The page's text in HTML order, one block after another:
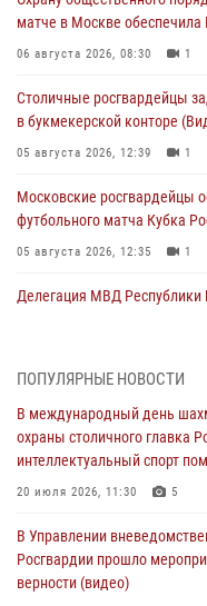
матче в Москве обеспечила
06 августа 2026, 08:30 1
Столичные росгвардейцы
в букмекерской конторе
05 августа 2026, 12:39 1
Московские росгвардейцы
футбольного матча Кубка
05 августа 2026, 12:35 1
Делегация МВД Республики
боевому самбо. (видео)
04 августа 2026, 14:00
Офицер Росгвардии стал
04 августа 2026, 12:28
В Москве росгвардейцы
ПОПУЛЯРНЫЕ НОВОСТИ
В международный день
охраны столичного главка
интеллектуальный спорт
20 июля 2026, 11:30 5
В Управлении
Росгвардии прошло
верности (видео)